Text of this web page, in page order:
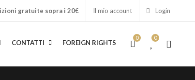
gratuite sopra i 20€ Il mio account Login
CONTATTI FOREIGN RIGHTS
0 0